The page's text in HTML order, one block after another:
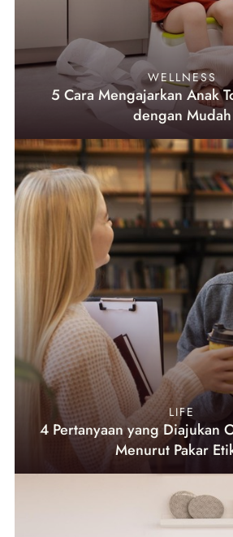
WELLNESS
5 Cara Mengajarkan Anak
dengan Mudah
LIFE
4 Pertanyaan yang Diajukan
Menurut Pakar